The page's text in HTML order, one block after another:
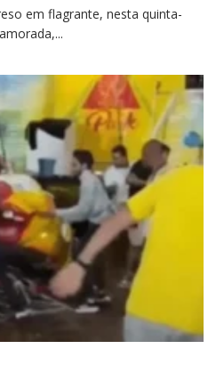
em flagrante, nesta quinta-